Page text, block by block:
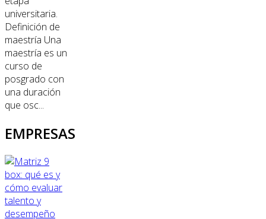
universitaria.
Definición de
maestría Una
maestría es un
curso de
posgrado con
una duración
que osc...
EMPRESAS